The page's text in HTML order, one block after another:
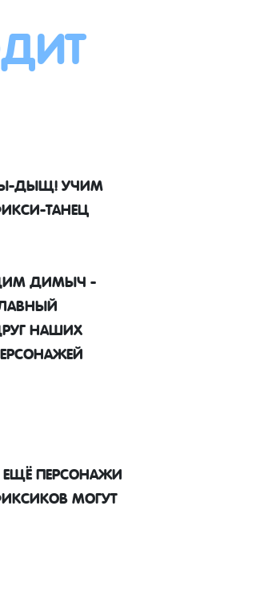
ДЫЩ! УЧИМ
ТАНЕЦ
ДИМЫЧ -
НАШИХ
ПЕРСОНАЖИ
МОГУТ